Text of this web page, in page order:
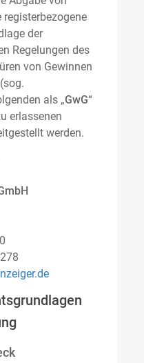
der
Regelungen des
von Gewinnen
als „GwG“
erlassenen
werden.